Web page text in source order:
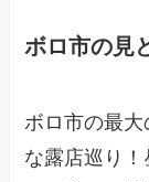
ボロ市の見
ボロ市の最
な露店巡り